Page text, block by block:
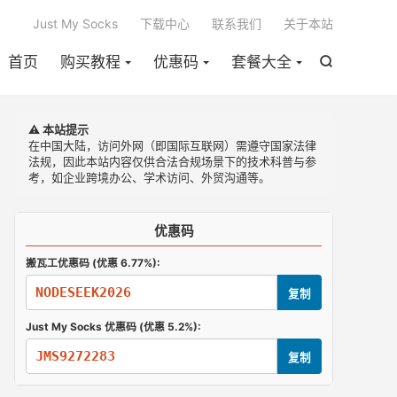

首页 购买教程 优惠码 套餐大全
Just My Socks 下载中心 联系我们 关于本站
⚠️ 本站提示
在中国大陆，访问外网（即国际互联网）需遵守国家法律
法规，因此本站内容仅供合法合规场景下的技术科普与参
考，如企业跨境办公、学术访问、外贸沟通等。
优惠码
搬瓦工优惠码 (优惠 6.77%):
NODESEEK2026 复制
Just My Socks 优惠码 (优惠 5.2%):
JMS9272283 复制